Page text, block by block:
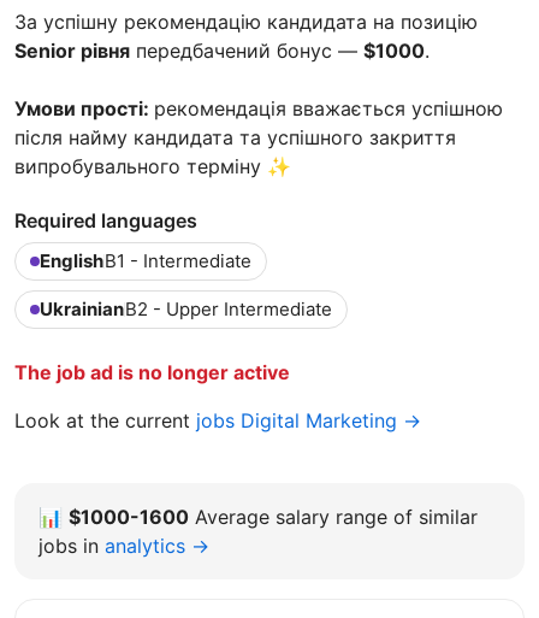
За успішну рекомендацію кандидата на позицію
Senior рівня передбачений бонус — $1000.
Умови прості: рекомендація вважається успішною
після найму кандидата та успішного закриття
випробувального терміну ✨
Required languages
EnglishB1 - Intermediate
UkrainianB2 - Upper Intermediate
The job ad is no longer active
Look at the current jobs Digital Marketing →
📊 $1000-1600 Average salary range of similar
jobs in analytics →